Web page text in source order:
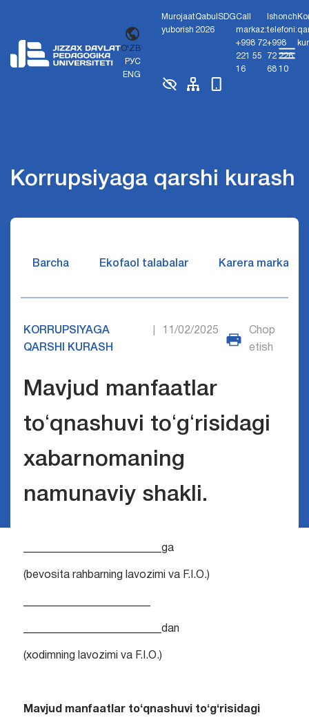
O'ZB
РУС
ENG
Murojaat
yuborish
Qabul
2026
SDGCall
markaz:
+998 72
221 55
16
Ishonch
telefoni:
+998
72 226
68 10
Korrupsiyaga qarshi kurash
Barcha Ekofaol talabalar Karera markazi
KORRUPSIYAGA
QARSHI KURASH
11/02/2025
Chop
etish
Mavjud manfaatlar
toʻqnashuvi toʻgʻrisidagi
xabarnomaning
namunaviy shakli.
_________________________ga
(bevosita rahbarning lavozimi va F.I.O.)
_________________________dan
(xodimning lavozimi va F.I.O.)
Mavjud manfaatlar toʻqnashuvi toʻgʻrisidagi